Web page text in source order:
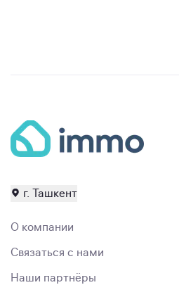
г. Ташкент
О компании
Связаться с нами
Наши партнёры